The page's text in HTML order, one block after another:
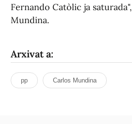
Fernando Catòlic ja
Mundina.
Arxivat a:
pp Carlos Mundina